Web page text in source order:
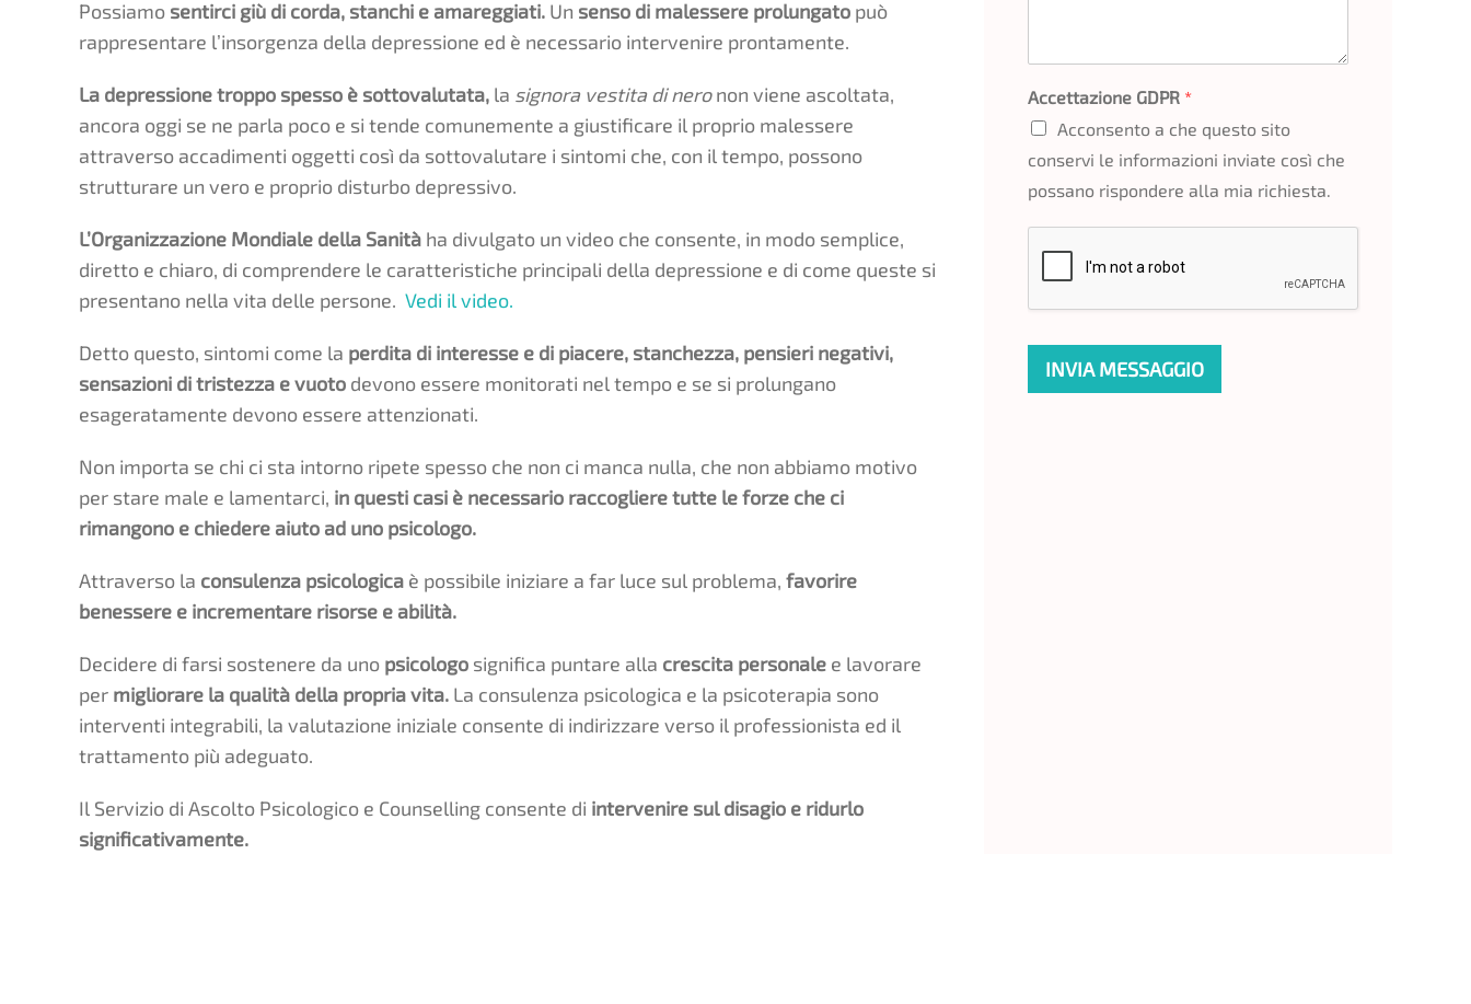
Possiamo sentirci giù di corda, stanchi e amareggiati. Un senso di malessere prolungato può
rappresentare l’insorgenza della depressione ed è necessario intervenire prontamente.
La depressione troppo spesso è sottovalutata, la signora vestita di neronon viene ascoltata,
ancora oggi se ne parla poco e si tende comunemente a giustificare il proprio malessere
attraverso accadimenti oggetti così da sottovalutare i sintomi che, con il tempo, possono
strutturare un vero e proprio disturbo depressivo.
L’Organizzazione Mondiale della Sanità ha divulgato un video che consente, in modo semplice,
diretto e chiaro, di comprendere le caratteristiche principali della depressione e di come queste si
presentano nella vita delle persone. Vedi il video.
Detto questo, sintomi come la perdita di interesse e di piacere, stanchezza, pensieri negativi,
sensazioni di tristezza e vuoto devono essere monitorati nel tempo e se si prolungano
esageratamente devono essere attenzionati.
Non importa se chi ci sta intorno ripete spesso che non ci manca nulla, che non abbiamo motivo
per stare male e lamentarci, in questi casi è necessario raccogliere tutte le forze che ci
rimangono e chiedere aiuto ad uno psicologo.
Attraverso la consulenza psicologica è possibile iniziare a far luce sul problema, favorire
benessere e incrementare risorse e abilità.
Decidere di farsi sostenere da uno psicologo significa puntare alla crescita personale e lavorare
per migliorare la qualità della propria vita. La consulenza psicologica e la psicoterapia sono
interventi integrabili, la valutazione iniziale consente di indirizzare verso il professionista ed il
trattamento più adeguato.
Il Servizio di Ascolto Psicologico e Counselling consente di intervenire sul disagio e ridurlo
significativamente.
Accettazione GDPR *
Acconsento a che questo sito
conservi le informazioni inviate così che
possano rispondere alla mia richiesta.
INVIA MESSAGGIO